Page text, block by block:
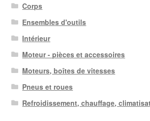
Corps
Ensembles d'outils
Intérieur
Moteur - pièces et accessoires
Moteurs, boîtes de vitesses
Pneus et roues
Refroidissement, chauffage,